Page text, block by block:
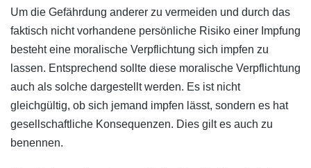
Um die Gefährdung anderer zu vermeiden und durch das
faktisch nicht vorhandene persönliche Risiko einer Impfung
besteht eine moralische Verpflichtung sich impfen zu
lassen. Entsprechend sollte diese moralische Verpflichtung
auch als solche dargestellt werden. Es ist nicht
gleichgültig, ob sich jemand impfen lässt, sondern es hat
gesellschaftliche Konsequenzen. Dies gilt es auch zu
benennen.